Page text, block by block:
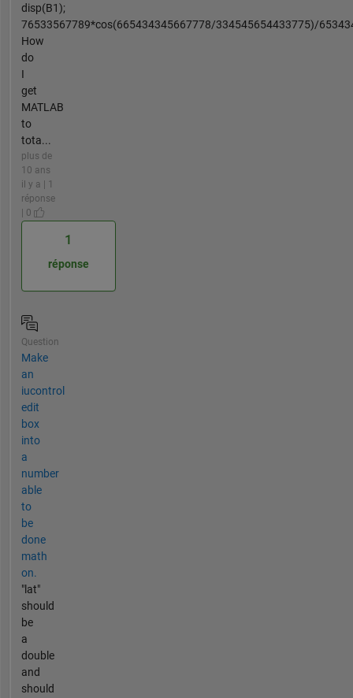
disp(B1);
76533567789*cos(665434345667778/334545654433775)/
How
do
I
get
MATLAB
to
tota...
plus de
10 ans
il y a | 1
réponse
| 0
1
réponse
Question
Make
an
iucontrol
edit
box
into
a
number
able
to
be
done
math
on.
"lat"
should
be
a
double
and
should